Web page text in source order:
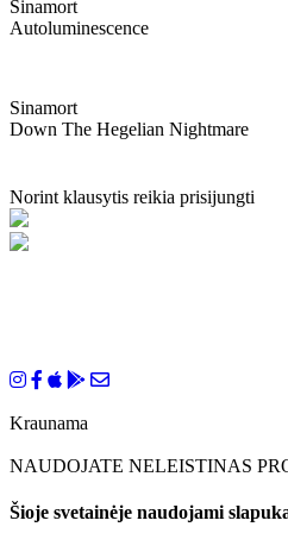
Sinamort
Autoluminescence
Sinamort
Down The Hegelian Nightmare
Norint klausytis reikia prisijungti
Kraunama
NAUDOJATE NELEISTINAS
Šioje svetainėje naudojami